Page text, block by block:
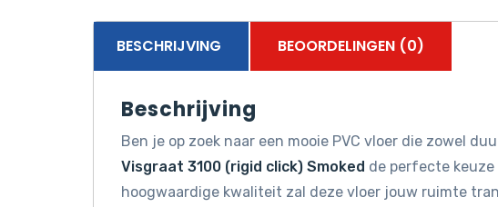
BESCHRIJVING BEOORDELINGEN (0)
Beschrijving
Ben je op zoek naar een mooie PVC vloer die zowel
Visgraat 3100 (rigid click) Smoked de perfecte
hoogwaardige kwaliteit zal deze vloer jouw ruimte